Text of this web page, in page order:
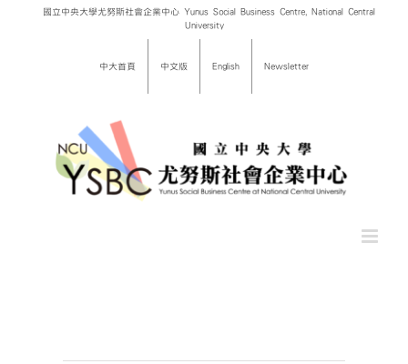
國立中央大學尤努斯社會企業中心 Yunus Social Business Centre, National Central
University
中大首頁 中文版 English Newsletter